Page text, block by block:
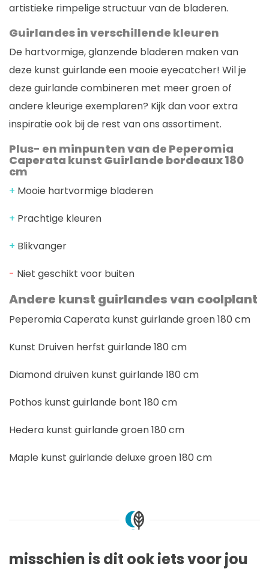
artistieke rimpelige structuur van de bladeren.
Guirlandes in verschillende kleuren
De hartvormige, glanzende bladeren maken van
deze kunst guirlande een mooie eyecatcher! Wil je
deze guirlande combineren met meer groen of
andere kleurige exemplaren? Kijk dan voor extra
inspiratie ook bij de rest van ons assortiment.
Plus- en minpunten van de Peperomia
Caperata kunst Guirlande bordeaux 180
cm
+ Mooie hartvormige bladeren
+ Prachtige kleuren
+ Blikvanger
- Niet geschikt voor buiten
Andere kunst guirlandes van coolplant
Peperomia Caperata kunst guirlande groen 180 cm
Kunst Druiven herfst guirlande 180 cm
Diamond druiven kunst guirlande 180 cm
Pothos kunst guirlande bont 180 cm
Hedera kunst guirlande groen 180 cm
Maple kunst guirlande deluxe groen 180 cm
misschien is dit ook iets voor jou